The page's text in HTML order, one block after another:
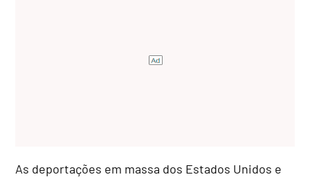
As deportações em massa dos Estados Unidos e